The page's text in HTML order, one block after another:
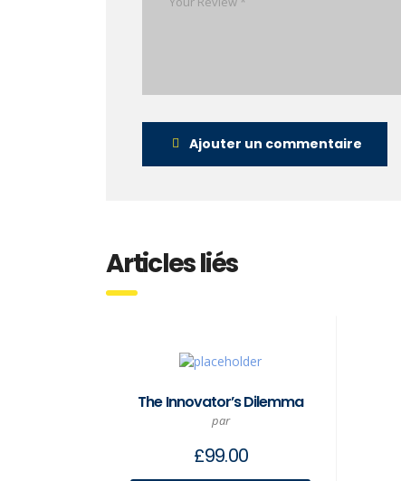
Ajouter un commentaire
Articles liés
The Innovator’s Dilemma
par
£99.00